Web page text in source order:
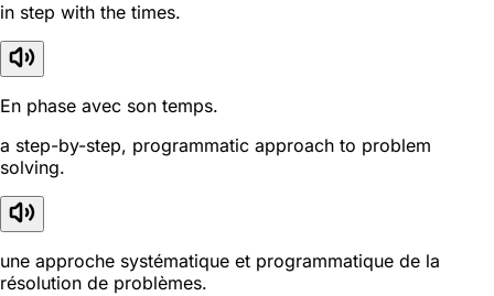
in step with the times.
En phase avec son temps.
a step-by-step, programmatic approach to problem
solving.
une approche systématique et programmatique de la
résolution de problèmes.